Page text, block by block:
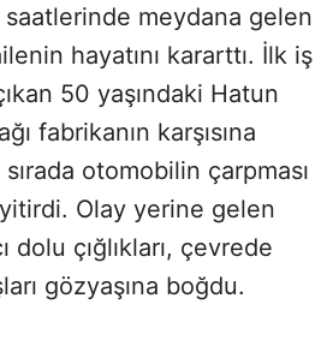
saatlerinde meydana gelen
hayatını kararttı. İlk iş
50 yaşındaki Hatun
fabrikanın karşısına
sırada otomobilin çarpması
yitirdi. Olay yerine gelen
dolu çığlıkları, çevrede
gözyaşına boğdu.